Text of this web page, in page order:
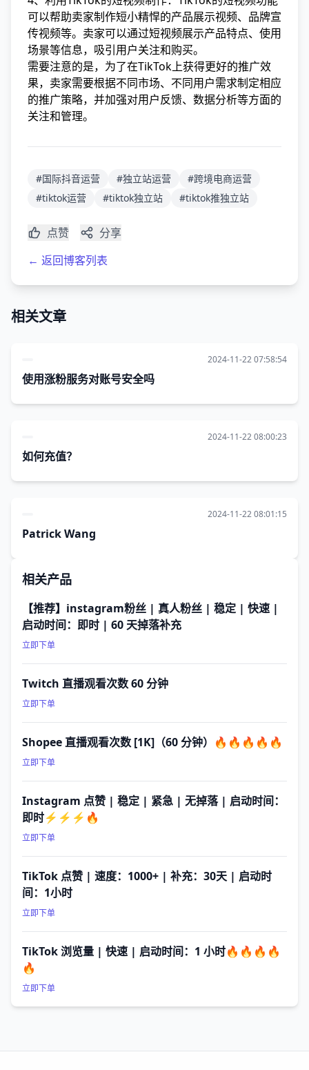
可以帮助卖家制作短小精悍的产品展示视频、品牌宣
传视频等。卖家可以通过短视频展示产品特点、使用
场景等信息，吸引用户关注和购买。
需要注意的是，为了在TikTok上获得更好的推广效
果，卖家需要根据不同市场、不同用户需求制定相应
的推广策略，并加强对用户反馈、数据分析等方面的
关注和管理。
#国际抖音运营 #独立站运营
#跨境电商运营
#tiktok运营
#tiktok独立站 #tiktok推独立站
点赞
分享
← 返回博客列表
相关文章
2024-11-22 07:58:54
使用涨粉服务对账号安全吗
2024-11-22 08:00:23
如何充值？
2024-11-22 08:01:15
Patrick Wang
相关产品
【推荐】instagram粉丝 | 真人粉丝 | 稳定 | 快速 |
启动时间：即时 | 60 天掉落补充
立即下单
Twitch 直播观看次数 60 分钟
立即下单
Shopee 直播观看次数 [1K]（60 分钟）🔥🔥🔥🔥🔥
立即下单
Instagram 点赞 | 稳定 | 紧急 | 无掉落 | 启动时间：
即时⚡⚡⚡🔥
立即下单
TikTok 点赞 | 速度：1000+ | 补充：30天 | 启动时
间：1小时
立即下单
TikTok 浏览量 | 快速 | 启动时间：1 小时🔥🔥🔥🔥
🔥
立即下单